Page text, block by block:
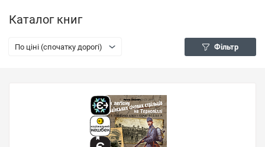
Каталог книг
По ціні (спочатку дорогі) Фільтр